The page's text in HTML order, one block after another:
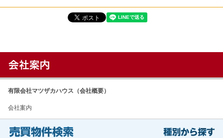
有限会社マツザカハウス（会社概要）
会社案内